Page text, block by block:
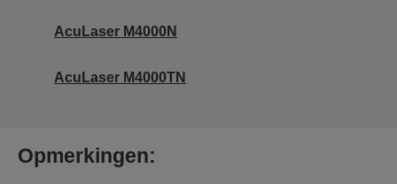
AcuLaser M4000N
AcuLaser M4000TN
Opmerkingen: